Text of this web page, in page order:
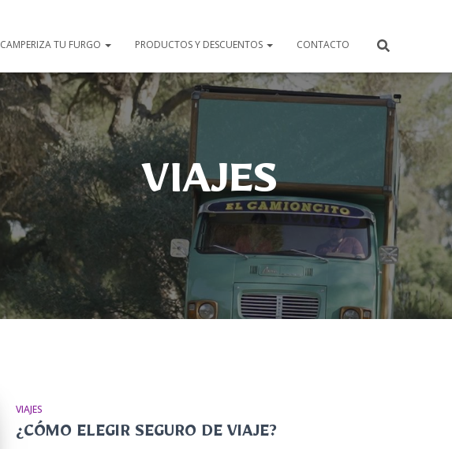
CAMPERIZA TU FURGO PRODUCTOS Y DESCUENTOS CONTACTO
VIAJES
VIAJES
¿CÓMO ELEGIR SEGURO DE VIAJE?